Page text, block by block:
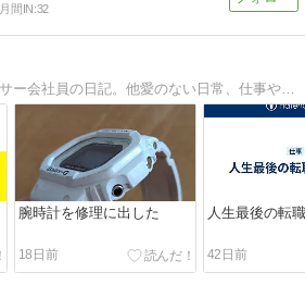
月間IN:32
夫と2人暮らしのアラサー会社員の日記。他愛のない日常、仕事や人間関係で考えたこと、本の紹介などを綴っています。
腕時計を修理に出した
18日前
人生最後の転
42日前